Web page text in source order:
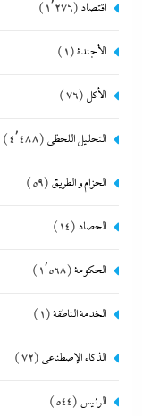
اقتصاد (1٬276)
الأجندة(1)
الأكل (76)
التحليل اللحظي (4٬488)
الحزام و الطريق (59)
الحصاد (14)
الحكومة(1٬568)
الخدمة الناطقة(1)
الذكاء الإصطناعي (72)
الرئيس (544)